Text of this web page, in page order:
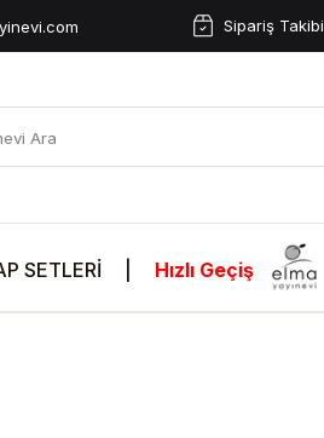
Sipariş Takibi
SETLERI Hızlı Geçiş